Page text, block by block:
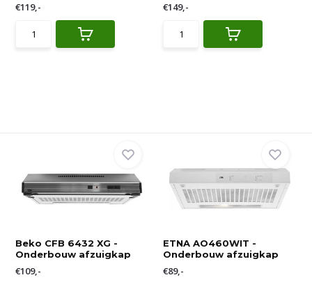
€119,- €149,-
Beko CFB 6432 XG -
Onderbouw afzuigkap
€109,-
ETNA AO460WIT -
Onderbouw afzuigkap
€89,-